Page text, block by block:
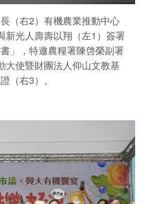
（右2）有機農業推動中心
新光人壽壽以翔（左1）簽署
」，特邀農糧署陳啓榮副署
大使暨財團法人仰山文教基
（右3）。